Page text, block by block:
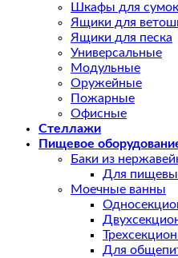
Шкафы для сумок
Ящики для
Ящики для песка
Универсальные
Модульные
Оружейные
Пожарные
Офисные
Стеллажи
Пищевое
Баки из
Для
Моечные ванны
Для